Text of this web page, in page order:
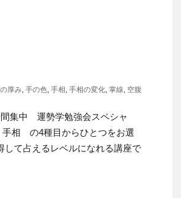
厚み, 手の色, 手相, 手相の変化, 掌線, 空腹
集中 運勢学勉強会スペシャ
手相 の4種目からひとつをお選
して占えるレベルになれる講座で